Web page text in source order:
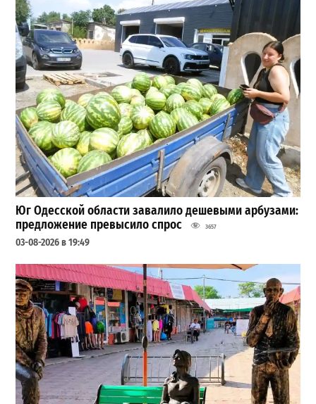
Юг Одесской области завалило дешевыми арбузами:
предложение превысило спрос
3657
03-08-2026 в 19:49